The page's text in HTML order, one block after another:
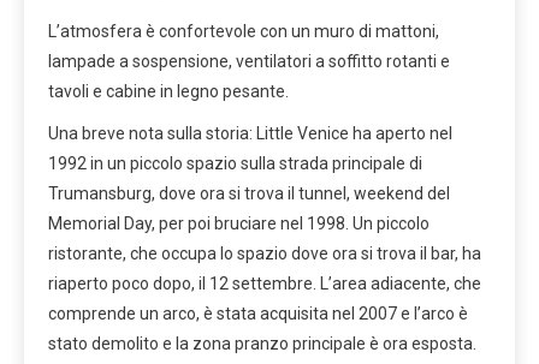
L’atmosfera è confortevole con un muro di mattoni,
lampade a sospensione, ventilatori a soffitto rotanti e
tavoli e cabine in legno pesante.
Una breve nota sulla storia: Little Venice ha aperto nel
1992 in un piccolo spazio sulla strada principale di
Trumansburg, dove ora si trova il tunnel, weekend del
Memorial Day, per poi bruciare nel 1998. Un piccolo
ristorante, che occupa lo spazio dove ora si trova il bar, ha
riaperto poco dopo, il 12 settembre. L’area adiacente, che
comprende un arco, è stata acquisita nel 2007 e l’arco è
stato demolito e la zona pranzo principale è ora esposta.